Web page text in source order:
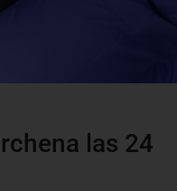
las 24